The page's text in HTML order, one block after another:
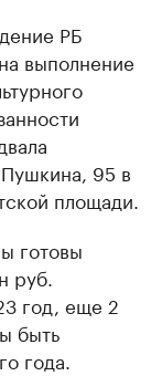
РБ
выполнение
95 в
площади.
готовы
руб.
год, еще 2
быть
года.